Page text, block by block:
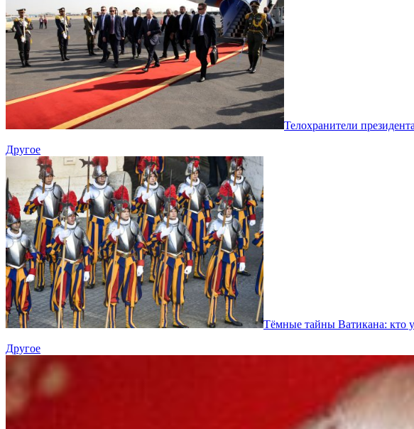
Телохранители
Другое
Тёмные тайны Ватикана: кто
Другое